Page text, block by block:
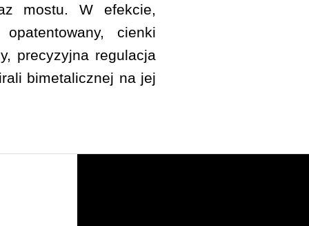
mostu. W efekcie,
cienki
precyzyjna regulacja
bimetalicznej na jej